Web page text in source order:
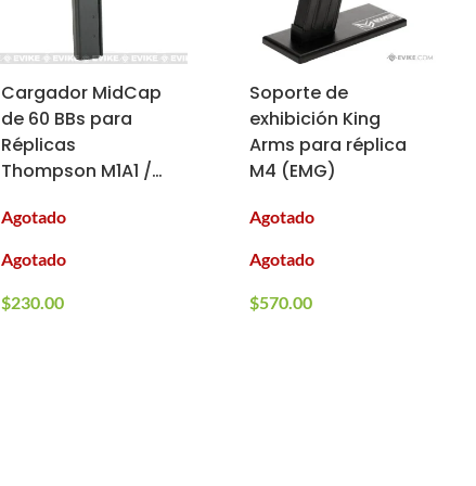
Cargador MidCap
de 60 BBs para
Réplicas
Thompson M1A1 /
Airsoft
Agotado
Agotado
$230.00
Soporte de
exhibición King
Arms para réplica
M4 (EMG)
Agotado
Agotado
$570.00